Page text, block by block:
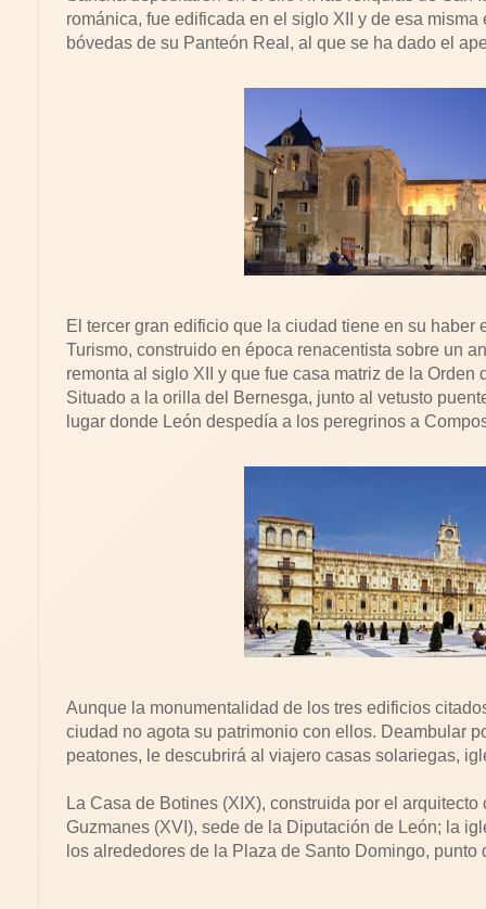
románica, fue edificada en el siglo XII y de esa
bóvedas de su Panteón Real, al que se ha dado el
El tercer gran edificio que la ciudad tiene en su
Turismo, construido en época renacentista sobre un
remonta al siglo XII y que fue casa matriz de la Orden
Situado a la orilla del Bernesga, junto al vetusto
lugar donde León despedía a los peregrinos a
Aunque la monumentalidad de los tres edificios
ciudad no agota su patrimonio con ellos. Deambular
peatones, le descubrirá al viajero casas solariegas,
La Casa de Botines (XIX), construida por el
Guzmanes (XVI), sede de la Diputación de León; la
los alrededores de la Plaza de Santo Domingo,